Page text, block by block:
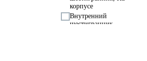
корпусе
Внутренний
шестигранник